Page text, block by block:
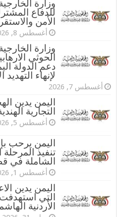
وزارة
للدفاع
الأمن
أغسطس 8, 2026
وزارة
الحوثي
دعم الدولة
لإنهاء التهديد
أغسطس 7, 2026
اليمن يدين
التجارية
أغسطس 5, 2026
اليمن يرحب
تنفيذ
الشاملة في
أغسطس 1, 2026
اليمن يدين
التي
الأردنية